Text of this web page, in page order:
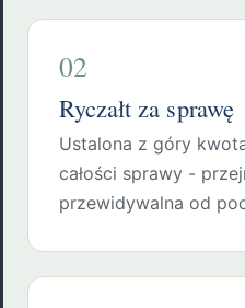
02
Ryczałt za sprawę
Ustalona z góry
całości sprawy -
przewidywalna od